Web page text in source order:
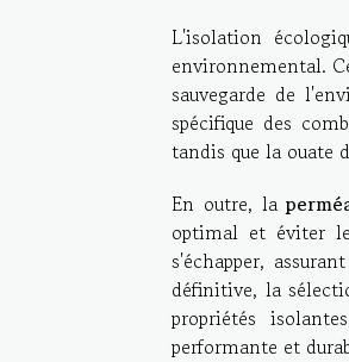
L'isolation
environnemental.
sauvegarde de
spécifique des
tandis que la ouate
En outre, la
optimal et éviter
s'échapper,
définitive, la
propriétés
performante et